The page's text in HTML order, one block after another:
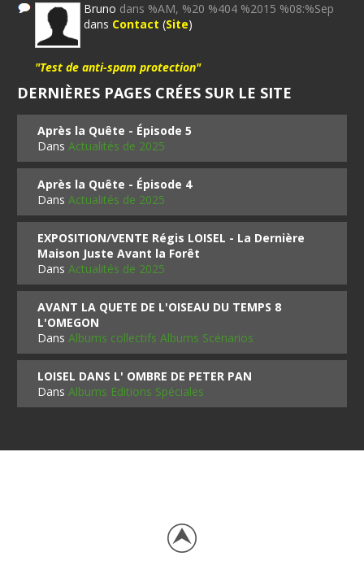
Bruno dans %AM, %20 %404 %2015 %08:%Sep
dans Contact (Site)
"Test de anti-spam protection"
DERNIÈRES PAGES CRÉES SUR LE SITE
Après la Quête - Épisode 5
DansActualités de 2025
Après la Quête - Épisode 4
DansActualités de 2025
EXPOSITION/VENTE Régis LOISEL - La Dernière
Maison Juste Avant la Forêt
DansActualités de 2025
AVANT LA QUETE DE L'OISEAU DU TEMPS 8
L'OMEGON
DansAlbums collectifs Albums Scénarios
LOISEL DANS L' OMBRE DE PETER PAN
DansAlbums Editions Spéciales